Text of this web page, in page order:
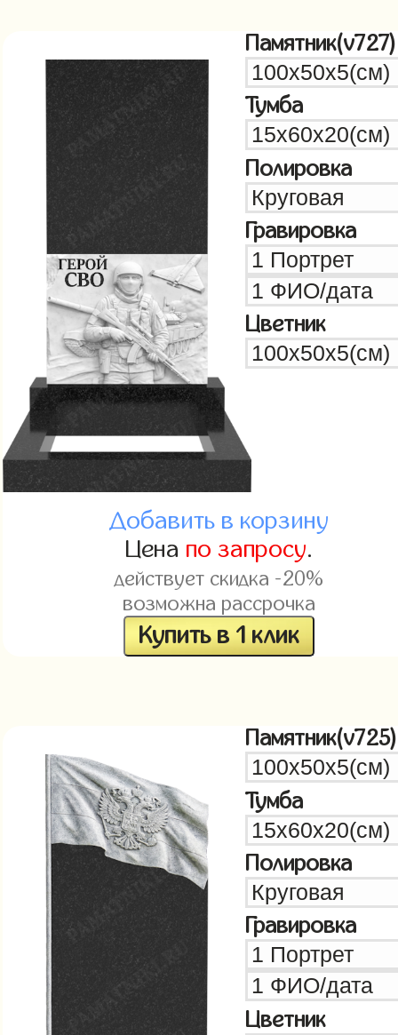
Памятник(v727)
Тумба
Полировка
Гравировка
Цветник
Добавить в корзину
Цена по запросу.
действует скидка -20%
возможна рассрочка
Купить в 1 клик
Памятник(v725)
Тумба
Полировка
Гравировка
Цветник